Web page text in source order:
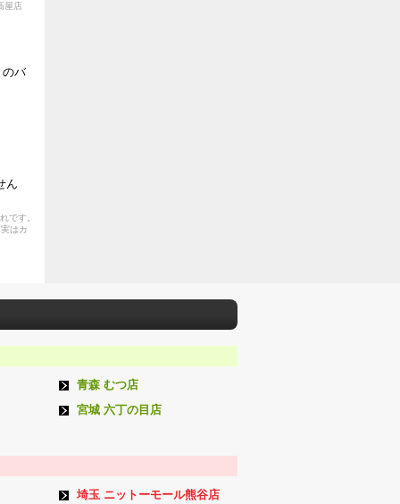
屋店
のバ
ん
です。
はカ
青森 むつ店
宮城 六丁の目店
埼玉 ニットーモール熊谷店